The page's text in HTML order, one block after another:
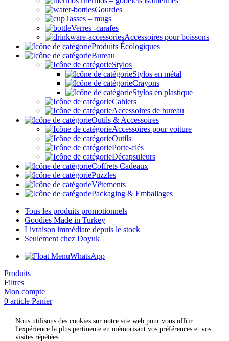
Gourdes
Tasses – mugs
Verres -carafes
Accessoires pour boissons
Produits Écologiques
Bureau
Stylos
Stylos en métal
Crayons
Stylos en plastique
Cahiers
Accessoires de bureau
Outils & Accessoires
Accessoires pour voiture
Outils
Porte-clés
Décapsuleurs
Coffrets Cadeaux
Puzzles
Vêtements
Packaging & Emballages
Tous les produits promotionnels
Goodies Made in Turkey
Livraison immédiate depuis le stock
Seulement chez Doyuk
WhatsApp
Produits
Filtres
Mon compte
0 article Panier
Nous utilisons des cookies sur notre site web pour vous offrir
l'expérience la plus pertinente en mémorisant vos préférences et vos
visites répétées.